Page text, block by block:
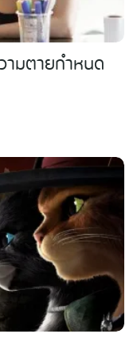
ามตายกำหนด